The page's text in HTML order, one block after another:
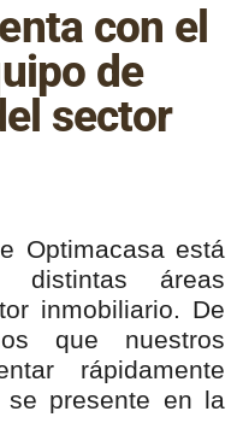
con el
de
sector
Optimacasa está
distintas áreas
inmobiliario. De
que nuestros
rápidamente
se presente en la